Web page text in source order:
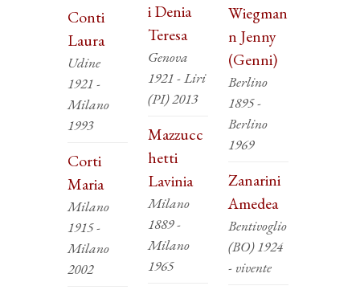
Conti
Laura
Udine
1921 -
Milano
1993
Corti
Maria
Milano
1915 -
Milano
2002
i Denia
Teresa
Genova
1921 - Liri
(PI) 2013
Mazzucc
hetti
Lavinia
Milano
1889 -
Milano
1965
Wiegman
n Jenny
(Genni)
Berlino
1895 -
Berlino
1969
Zanarini
Amedea
Bentivoglio
(BO) 1924
- vivente